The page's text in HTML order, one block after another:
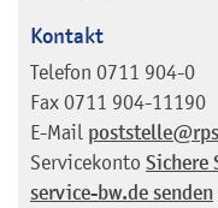
Kontakt
Telefon 0711 904-0
Fax 0711 904-11190
E-Mail
Servicekonto Sichere
service-bw.de senden